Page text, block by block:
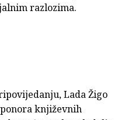
razlozima.
Lada Žigo
književnih